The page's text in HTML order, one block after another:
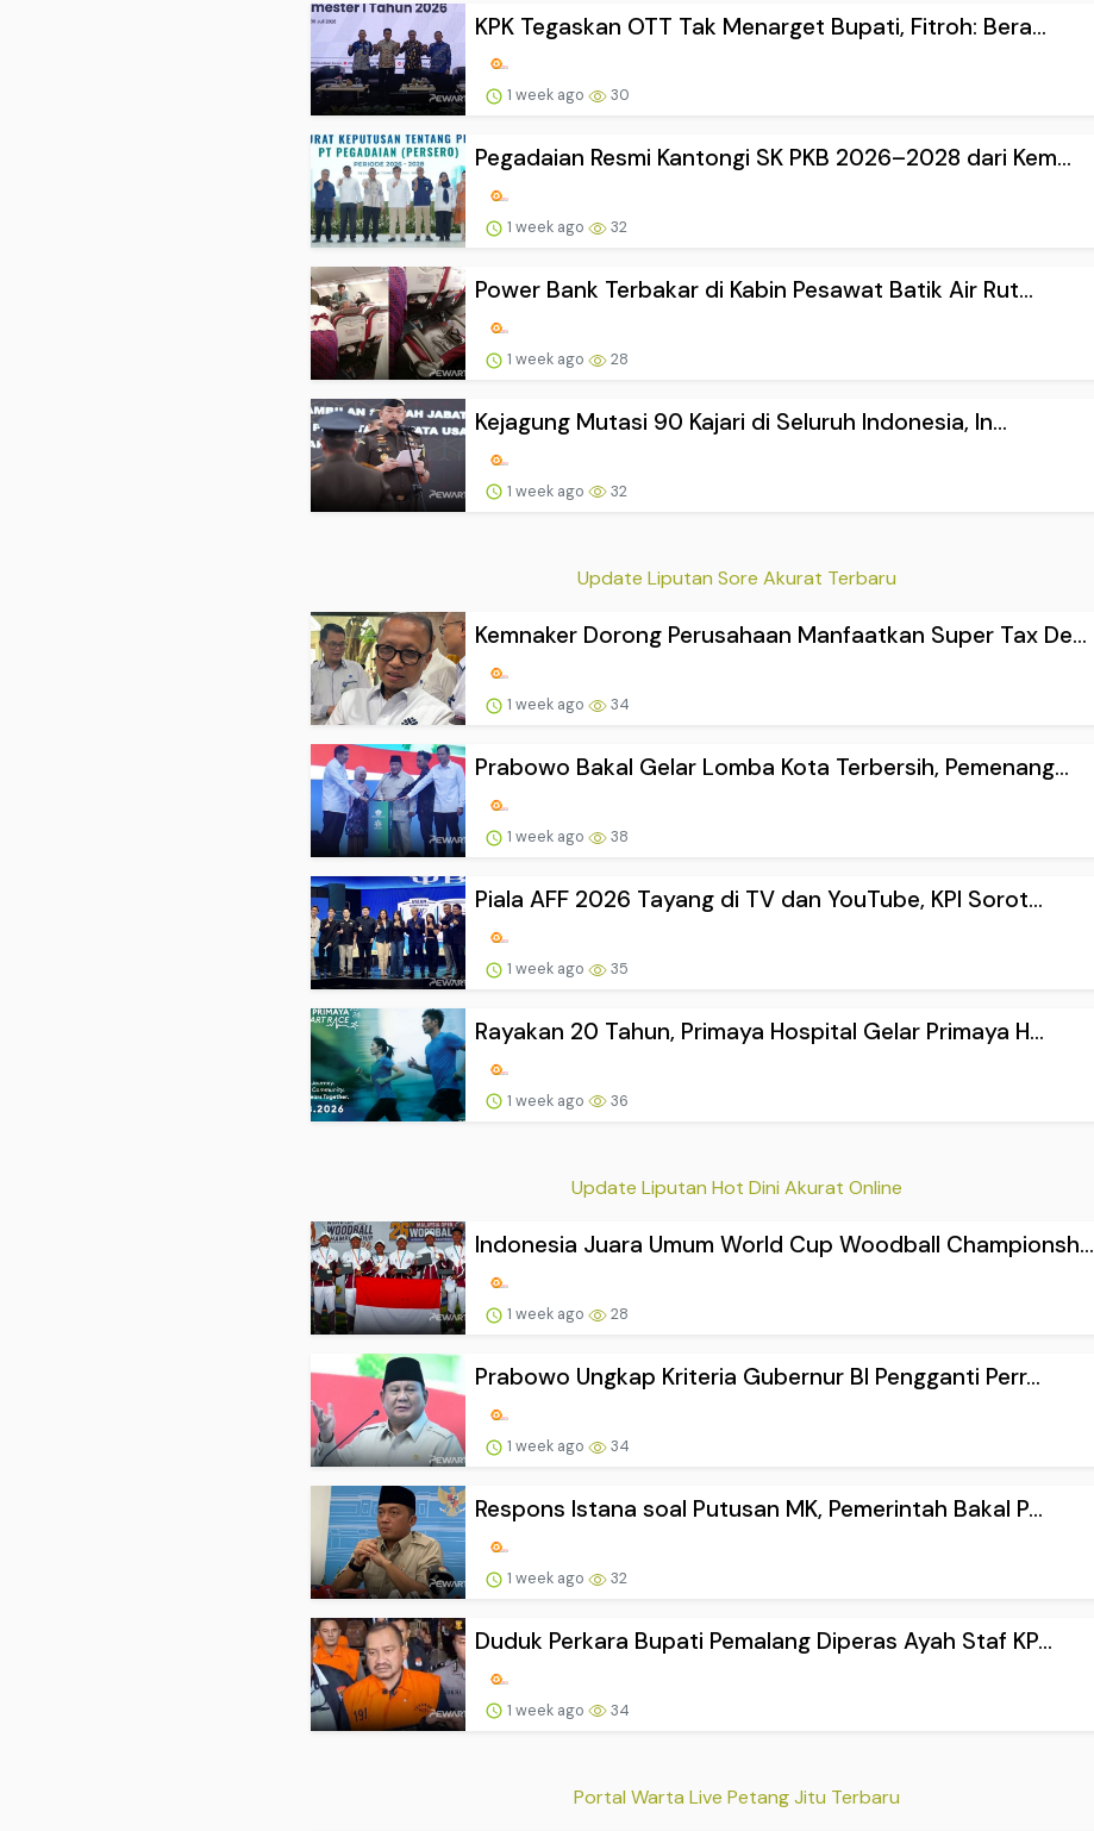
KPK Tegaskan OTT Tak Menarget Bupati, Fitroh: Bera...
1 week ago 30
Pegadaian Resmi Kantongi SK PKB 2026–2028 dari Kem...
1 week ago 32
Power Bank Terbakar di Kabin Pesawat Batik Air Rut...
1 week ago 28
Kejagung Mutasi 90 Kajari di Seluruh Indonesia, In...
1 week ago 32
Update Liputan Sore Akurat Terbaru
Kemnaker Dorong Perusahaan Manfaatkan Super Tax De...
1 week ago 34
Prabowo Bakal Gelar Lomba Kota Terbersih, Pemenang...
1 week ago 38
Piala AFF 2026 Tayang di TV dan YouTube, KPI Sorot...
1 week ago 35
Rayakan 20 Tahun, Primaya Hospital Gelar Primaya H...
1 week ago 36
Update Liputan Hot Dini Akurat Online
Indonesia Juara Umum World Cup Woodball Championsh...
1 week ago 28
Prabowo Ungkap Kriteria Gubernur BI Pengganti Perr...
1 week ago 34
Respons Istana soal Putusan MK, Pemerintah Bakal P...
1 week ago 32
Duduk Perkara Bupati Pemalang Diperas Ayah Staf KP...
1 week ago 34
Portal Warta Live Petang Jitu Terbaru